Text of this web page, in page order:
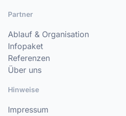
Partner
Ablauf & Organisation
Infopaket
Referenzen
Über uns
Hinweise
Impressum